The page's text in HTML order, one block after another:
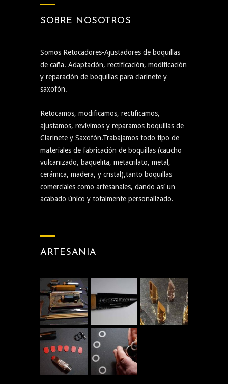
SOBRE NOSOTROS
Somos Retocadores-Ajustadores de boquillas
de caña. Adaptación, rectificación, modificación
y reparación de boquillas para clarinete y
saxofón.
Retocamos, modificamos, rectificamos,
ajustamos, revivimos y reparamos boquillas de
Clarinete y Saxofón.Trabajamos todo tipo de
materiales de fabricación de boquillas (caucho
vulcanizado, baquelita, metacrilato, metal,
cerámica, madera, y cristal),tanto boquillas
comerciales como artesanales, dando así un
acabado único y totalmente personalizado.
ARTESANIA